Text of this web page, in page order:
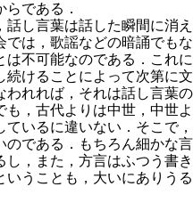
である．
し言葉は話した瞬間に消
では，歌謡などの暗誦でも
は不可能なのである．これ
続けることによって次第に
われれば，それは話し言葉
も，古代よりは中世，中世
ているに違いない．そこで
のである．もちろん細かな
し，また，方言はふつう書
いうことも，大いにありう